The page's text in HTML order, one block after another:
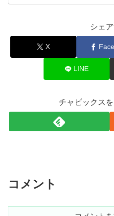
シェ
X
LINE
チャビックス
コメント